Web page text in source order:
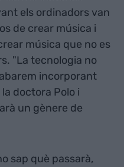
els ordinadors van
de crear música i
música que no es
"La tecnologia no
incorporant
doctora Polo i
un gènere de
sap què passarà,